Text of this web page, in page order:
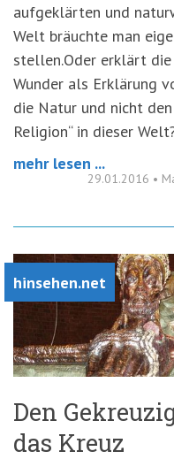
aufgeklärten und
Welt bräuchte man
stellen.Oder erklärt
Wunder als Erklärung
die Natur und nicht
Religion“ in dieser
mehr lesen ...
29.01.2016 •
hinsehen.net
Den
das Kreuz